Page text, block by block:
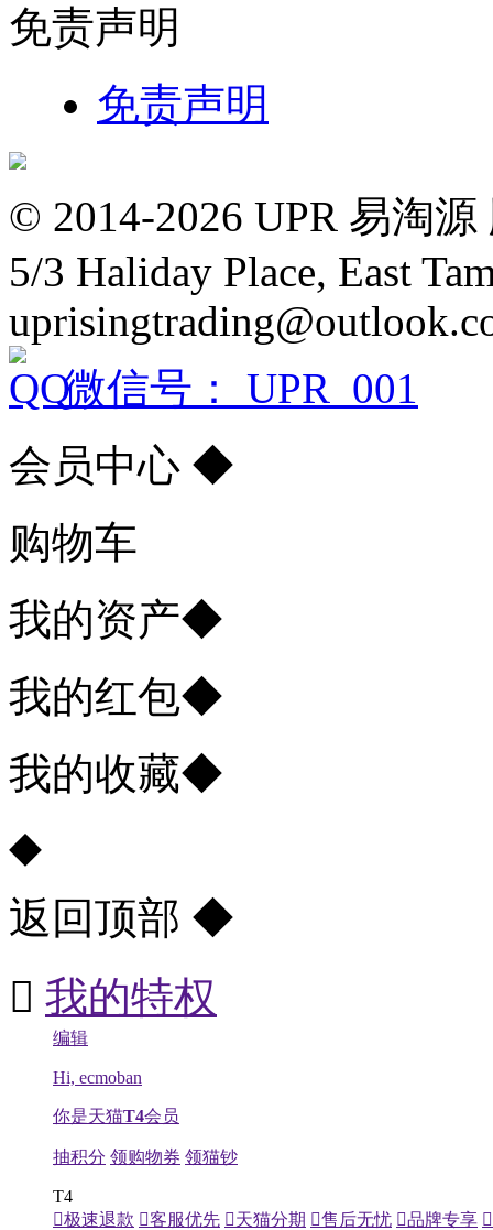
免责声明
免责声明
© 2014-2026 UPR 易淘
5/3 Haliday Place, East
微信号： UPR_001
会员中心 ◆
购物车
我的资产◆
我的红包◆
我的收藏◆
◆
返回顶部 ◆
 我的特权
编辑
Hi, ecmoban
你是天猫T4会员
抽积分 领购物券 领猫钞
T4
极速退款 客服优先 天猫分期 售后无忧 品牌专享 